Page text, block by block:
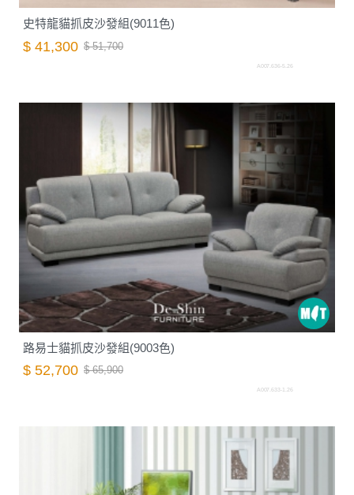
史特龍貓抓皮沙發組(9011色)
$ 41,300 $ 51,700
A007.636-5.26
路易士貓抓皮沙發組(9003色)
$ 52,700 $ 65,900
A007.633-1.26